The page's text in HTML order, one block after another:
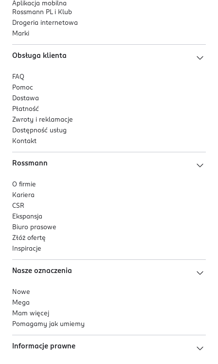
Aplikacja mobilna
Rossmann PL i Klub
Drogeria internetowa
Marki
Obsługa klienta
FAQ
Pomoc
Dostawa
Płatność
Zwroty i reklamacje
Dostępność usług
Kontakt
Rossmann
O firmie
Kariera
CSR
Ekspansja
Biuro prasowe
Złóż ofertę
Inspiracje
Nasze oznaczenia
Nowe
Mega
Mam więcej
Pomagamy jak umiemy
Informacje prawne